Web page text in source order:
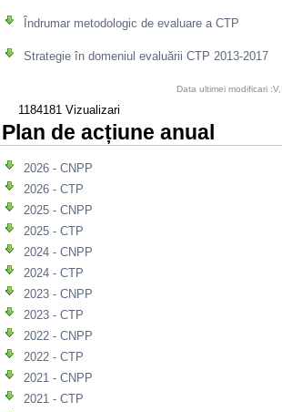
Îndrumar metodologic de evaluare a CTP
Strategie în domeniul evaluării CTP 2013-2017
Data ultimei modificari
1184181 Vizualizari
Plan de acțiune anual
2026 - CNPP
2026 - CTP
2025 - CNPP
2025 - CTP
2024 - CNPP
2024 - CTP
2023 - CNPP
2023 - CTP
2022 - CNPP
2022 - CTP
2021 - CNPP
2021 - CTP